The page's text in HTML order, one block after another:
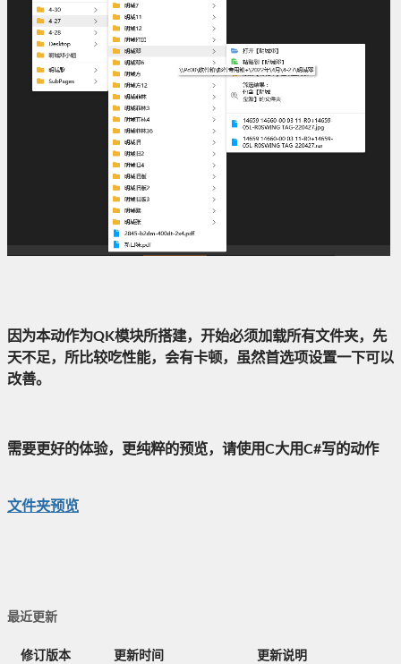
因为本动作为QK模块所搭建，开始必须加载所有文件夹，先
天不足，所比较吃性能，会有卡顿，虽然首选项设置一下可以
改善。
需要更好的体验，更纯粹的预览，请使用C大用C#写的动作
文件夹预览
最近更新
修订版本 更新时间 更新说明